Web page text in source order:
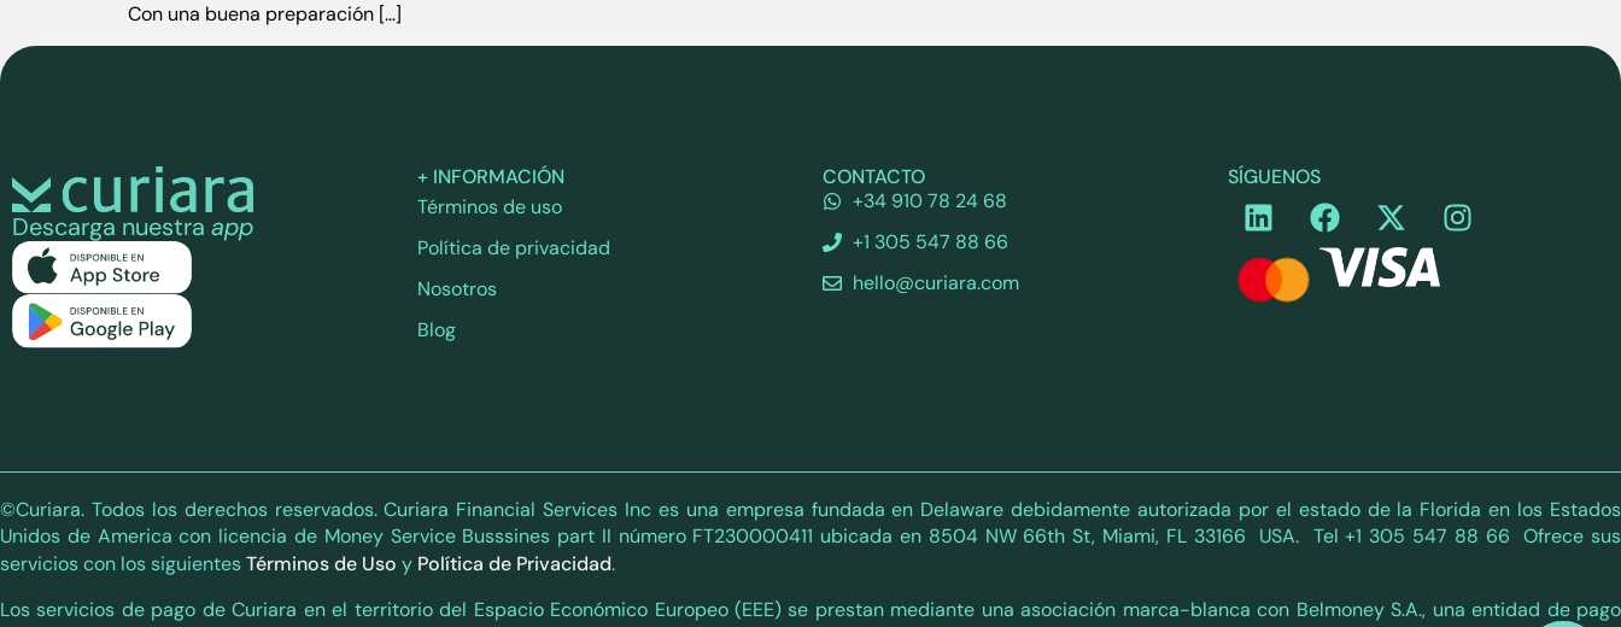
Con una buena preparación […]
Descarga nuestra app
+ INFORMACIÓN
Términos de uso
Política de privacidad
Nosotros
Blog
CONTACTO
+34 910 78 24 68
+1 305 547 88 66
hello@curiara.com
SÍGUENOS
©Curiara. Todos los derechos reservados. Curiara Financial Services Inc es una empresa fundada en Delaware debidamente autorizada por el estado de la Florida en los Estados
Unidos de America con licencia de Money Service Busssines part II número FT230000411 ubicada en 8504 NW 66th St, Miami, FL 33166 USA. Tel +1 305 547 88 66 Ofrece sus
servicios con los siguientesTérminos de Uso y Política de Privacidad.
Los servicios de pago de Curiara en el territorio del Espacio Económico Europeo (EEE) se prestan mediante una asociación marca-blanca con Belmoney S.A., una entidad de pago